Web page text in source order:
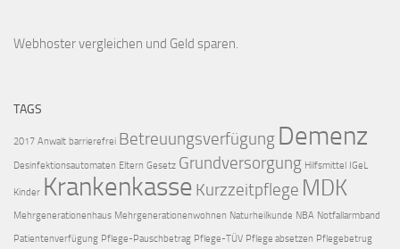
Webhoster vergleichen und Geld sparen.
TAGS
2017 Anwalt barrierefrei Betreuungsverfügung Demenz
Desinfektionsautomaten Eltern Gesetz Grundversorgung Hilfsmittel IGeL
Kinder Krankenkasse Kurzzeitpflege MDK
Mehrgenerationenhaus Mehrgenerationenwohnen Naturheilkunde NBA Notfallarmband
Patientenverfügung Pflege-Pauschbetrag Pflege-TÜV Pflege absetzen Pflegebetrug